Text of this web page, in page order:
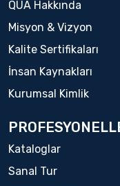
QUA Hakkında
Misyon & Vizyon
Kalite Sertifikaları
İnsan Kaynakları
Kurumsal Kimlik
Kataloglar
Sanal Tur